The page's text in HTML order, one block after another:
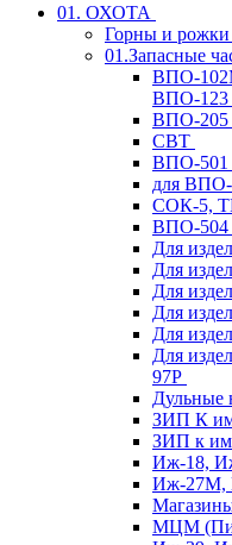
01. ОХОТА
Горны и рожки
01.Запасные
ВПО-
ВПО-
ВПО-205
СВТ
ВПО-501
для ВПО-
СОК-5,
ВПО-
Для
Для
Для
Для
Для
Для
97Р
Дульные
ЗИП К
ЗИП к
Иж-18,
Иж-27М,
МЦМ